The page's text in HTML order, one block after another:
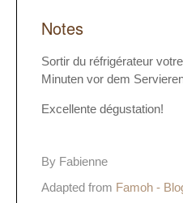
Notes
Sortir du réfrigérateur
Minuten vor dem
Excellente dégustation!
By Fabienne
Adapted from Famoh -